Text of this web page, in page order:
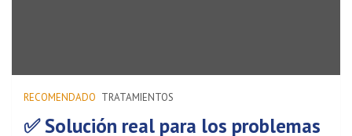
RECOMENDADO TRATAMIENTOS
✅ Solución real para los problemas